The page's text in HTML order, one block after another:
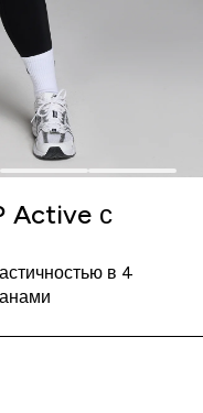
Active с
в 4